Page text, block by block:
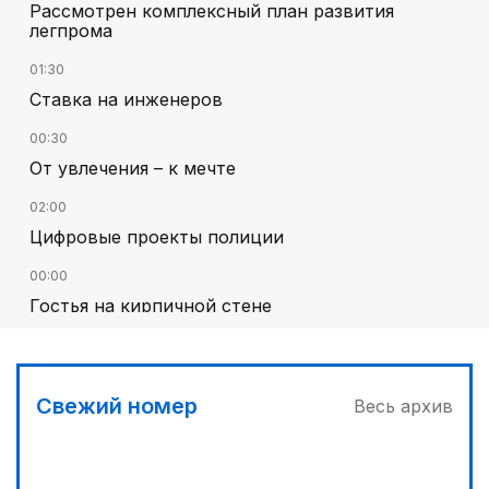
Рассмотрен комплексный план развития
легпрома
01:30
Ставка на инженеров
00:30
От увлечения – к мечте
02:00
Цифровые проекты полиции
00:00
Гостья на кирпичной стене
01:36
Свежий номер Весь архив